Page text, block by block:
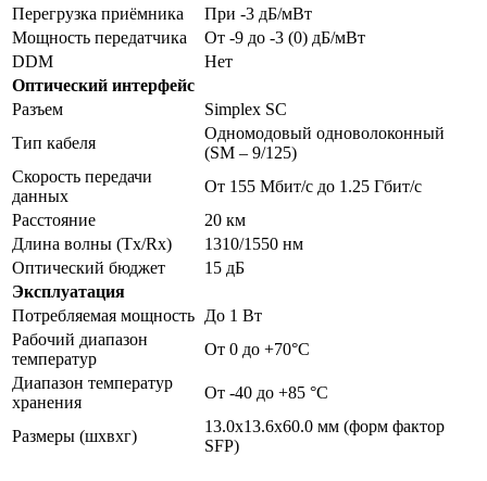
Перегрузка приёмника
При -3 дБ/мВт
Мощность передатчика
От -9 до -3 (0) дБ/мВт
DDM
Нет
Оптический интерфейс
Разъем
Simplex SC
Тип кабеля
Одномодовый одноволоконный
(SM – 9/125)
Скорость передачи
данных
От 155 Мбит/с до 1.25 Гбит/с
Расстояние
20 км
Длина волны (Tx/Rx)
1310/1550 нм
Оптический бюджет
15 дБ
Эксплуатация
Потребляемая мощность До 1 Вт
Рабочий диапазон
температур
От 0 до +70°C
Диапазон температур
хранения
От -40 до +85 °C
Размеры (шхвхг)
13.0х13.6х60.0 мм (форм фактор
SFP)